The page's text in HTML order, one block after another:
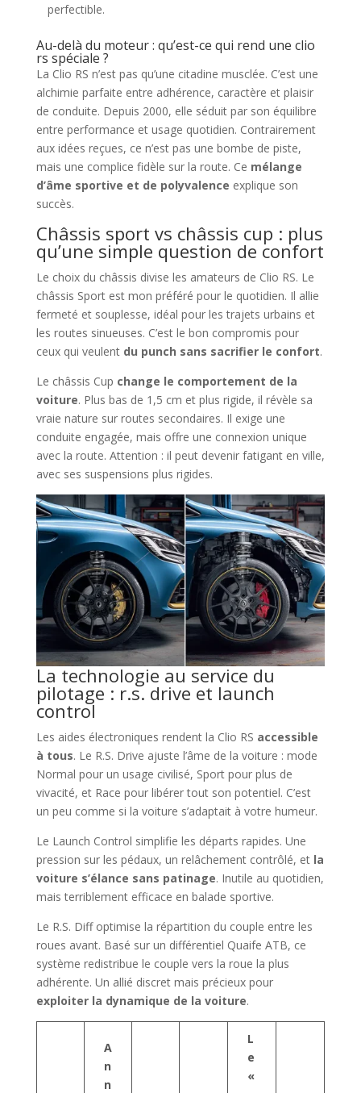
perfectible.
Au-delà du moteur : qu’est-ce qui rend une clio
rs spéciale ?
La Clio RS n’est pas qu’une citadine musclée. C’est une
alchimie parfaite entre adhérence, caractère et plaisir
de conduite. Depuis 2000, elle séduit par son équilibre
entre performance et usage quotidien. Contrairement
aux idées reçues, ce n’est pas une bombe de piste,
mais une complice fidèle sur la route. Ce mélange
d’âme sportive et de polyvalence explique son
succès.
Châssis sport vs châssis cup : plus
qu’une simple question de confort
Le choix du châssis divise les amateurs de Clio RS. Le
châssis Sport est mon préféré pour le quotidien. Il allie
fermeté et souplesse, idéal pour les trajets urbains et
les routes sinueuses. C’est le bon compromis pour
ceux qui veulent du punch sans sacrifier le confort.
Le châssis Cup change le comportement de la
voiture. Plus bas de 1,5 cm et plus rigide, il révèle sa
vraie nature sur routes secondaires. Il exige une
conduite engagée, mais offre une connexion unique
avec la route. Attention : il peut devenir fatigant en ville,
avec ses suspensions plus rigides.
La technologie au service du
pilotage : r.s. drive et launch
control
Les aides électroniques rendent la Clio RS accessible
à tous. Le R.S. Drive ajuste l’âme de la voiture : mode
Normal pour un usage civilisé, Sport pour plus de
vivacité, et Race pour libérer tout son potentiel. C’est
un peu comme si la voiture s’adaptait à votre humeur.
Le Launch Control simplifie les départs rapides. Une
pression sur les pédaux, un relâchement contrôlé, et la
voiture s’élance sans patinage. Inutile au quotidien,
mais terriblement efficace en balade sportive.
Le R.S. Diff optimise la répartition du couple entre les
roues avant. Basé sur un différentiel Quaife ATB, ce
système redistribue le couple vers la roue la plus
adhérente. Un allié discret mais précieux pour
exploiter la dynamique de la voiture.
A
n
n
L
e
«